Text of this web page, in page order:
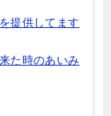
提供してます
た時のあいみ